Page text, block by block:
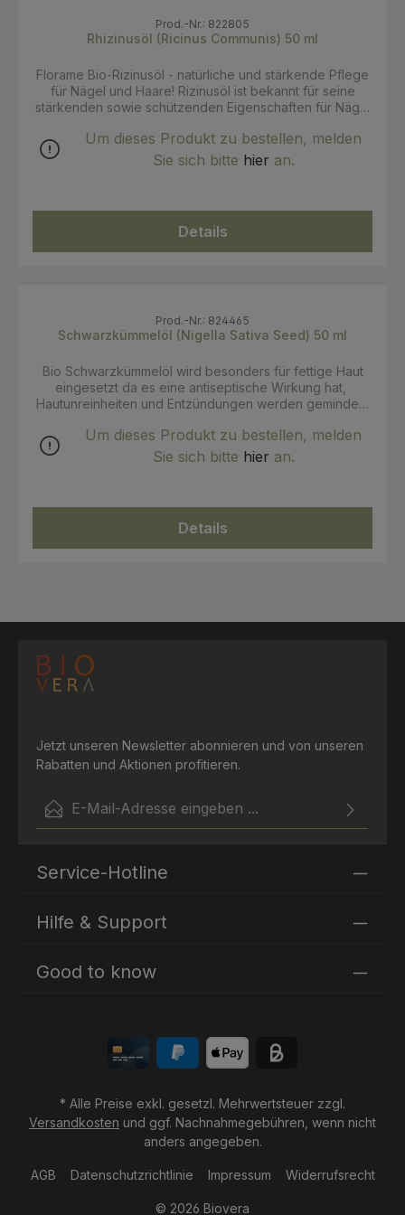
Prod.-Nr.: 822805
Rhizinusöl (Ricinus Communis) 50 ml
Florame Bio-Rizinusöl - natürliche und stärkende Pflege
für Nägel und Haare! Rizinusöl ist bekannt für seine
stärkenden sowie schützenden Eigenschaften für Nägel
ölhaltigen Kernen, aus denen das pflanzliche Öl
gewonnen wird. Es kann aber auch für die Pflege der
Seed Oil*. * Inhaltsstoffe aus biologischem Anbau.
Um dieses Produkt zu bestellen, melden
Sie sich bitte hier an.
Details
Prod.-Nr.: 824465
Schwarzkümmelöl (Nigella Sativa Seed) 50 ml
Bio Schwarzkümmelöl wird besonders für fettige Haut
eingesetzt da es eine antiseptische Wirkung hat,
Hautunreinheiten und Entzündungen werden gemindert.
und beruhigt, Es enthält ungesättigte Fettsäuren (z.B
Linolsäure) Es kann auch lindernd bei Neurodermitis
Um dieses Produkt zu bestellen, melden
Sie sich bitte hier an.
Details
Jetzt unseren Newsletter abonnieren und von unseren
Rabatten und Aktionen profitieren.
E-Mail-Adresse*
einverstanden.
Pflichtfelder.
Service-Hotline
Hilfe & Support
Good to know
* Alle Preise exkl. gesetzl. Mehrwertsteuer zzgl.
Versandkosten und ggf. Nachnahmegebühren, wenn nicht
anders angegeben.
© 2026 Biovera
AGB Datenschutzrichtlinie Impressum Widerrufsrecht